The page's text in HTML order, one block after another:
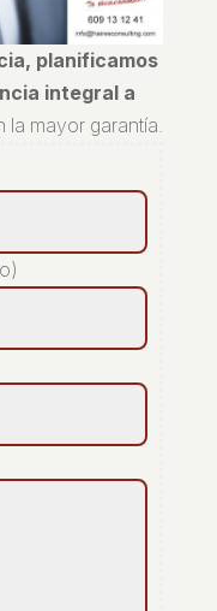
planificamos
integral a
mayor garantía.